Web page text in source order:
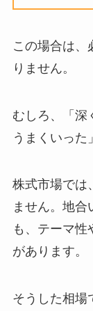
この場合は、
りません。
むしろ、「深
うまくいった
株式市場では
ません。地合
も、テーマ性
があります。
そうした相場